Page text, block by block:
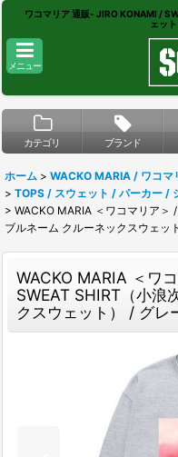
ワコマリア 通販- JIRO KONAMI /
ェッ
メニュー
カテゴリ ブランド
ホーム > WACKO MARIA / ワコマ
> TOPS / スウェット / パーカー /
> WACKO MARIA ＜ワコマリア＞
ブルネーム クルーネックスウェッ
WACKO MARIA ＜ワ
SWEAT SHIRT（小浪
クスウェット） / グレ